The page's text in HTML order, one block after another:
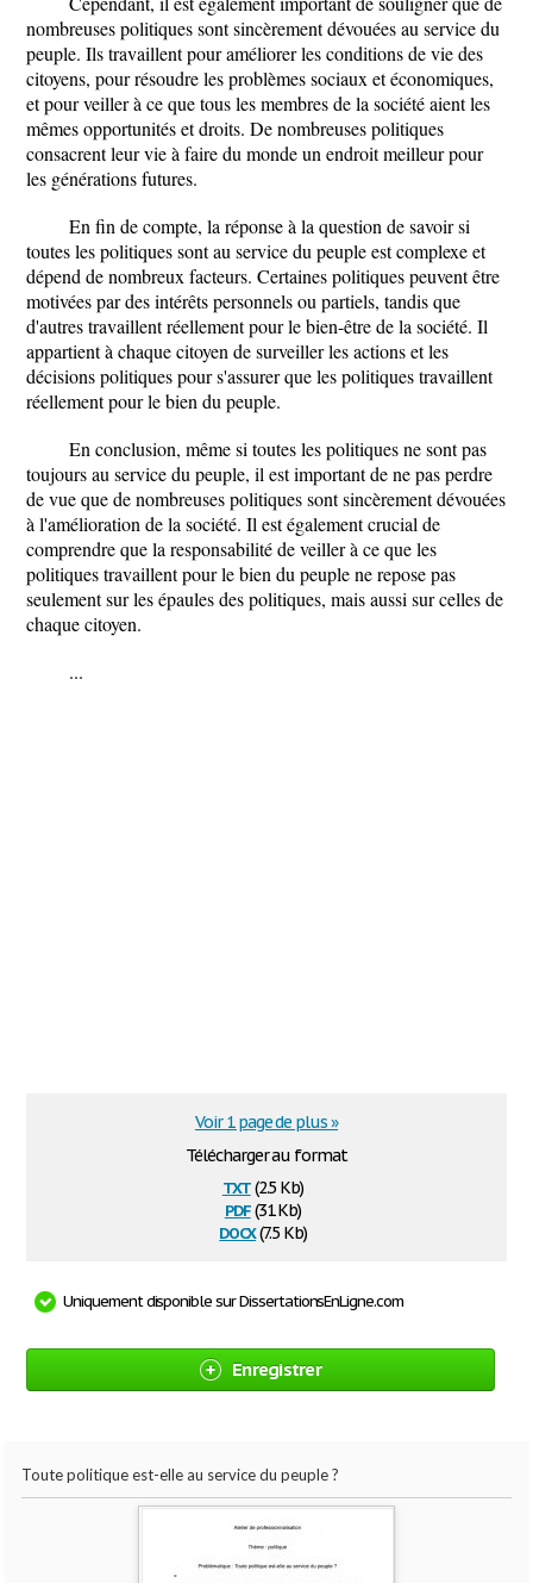
nombreuses politiques sont sincèrement dévouées au service du
peuple. Ils travaillent pour améliorer les conditions de vie des
citoyens, pour résoudre les problèmes sociaux et économiques,
et pour veiller à ce que tous les membres de la société aient les
mêmes opportunités et droits. De nombreuses politiques
consacrent leur vie à faire du monde un endroit meilleur pour
les générations futures.
En fin de compte, la réponse à la question de savoir si
toutes les politiques sont au service du peuple est complexe et
dépend de nombreux facteurs. Certaines politiques peuvent être
motivées par des intérêts personnels ou partiels, tandis que
d'autres travaillent réellement pour le bien-être de la société. Il
appartient à chaque citoyen de surveiller les actions et les
décisions politiques pour s'assurer que les politiques travaillent
réellement pour le bien du peuple.
En conclusion, même si toutes les politiques ne sont pas
toujours au service du peuple, il est important de ne pas perdre
de vue que de nombreuses politiques sont sincèrement dévouées
à l'amélioration de la société. Il est également crucial de
comprendre que la responsabilité de veiller à ce que les
politiques travaillent pour le bien du peuple ne repose pas
seulement sur les épaules des politiques, mais aussi sur celles de
chaque citoyen.
...
Télécharger au format
txt(2.5 Kb)
pdf(31 Kb)
docx(7.5 Kb)
Voir 1 page de plus »
Uniquement disponible sur DissertationsEnLigne.com
Enregistrer
Toute politique est-elle au service du peuple ?